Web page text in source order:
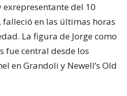
exrepresentante del 10
en las últimas horas
La figura de Jorge como
fue central desde los
en Grandoli y Newell’s Old